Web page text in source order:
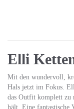
Elli
Mit den wundervoll,
Hals jetzt im Fokus.
das Outfit komplett zu
hält. Eine fantastische